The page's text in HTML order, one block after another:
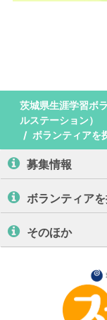
茨城県生涯学習ボ
ルステーション）
ボランティアを
募集情報
ボランティア
そのほか